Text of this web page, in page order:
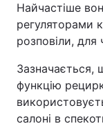
Найчастіше
регуляторами
розповіли, для
Зазначається,
функцію
салоні в